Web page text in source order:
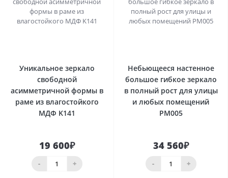
Уникальное зеркало
свободной
асимметричной формы в
раме из влагостойкого
МДФ K141
19 600₽
- +
Небьющееся настенное
большое гибкое зеркало
в полный рост для улицы
и любых помещений
PM005
34 560₽
- +